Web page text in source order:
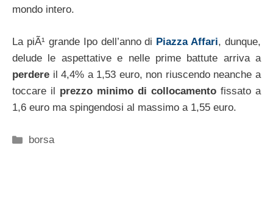
mondo intero.
La piÃ¹ grande Ipo dell’anno di Piazza Affari, dunque,
delude le aspettative e nelle prime battute arriva a
perdere il 4,4% a 1,53 euro, non riuscendo neanche a
toccare il prezzo minimo di collocamento fissato a
1,6 euro ma spingendosi al massimo a 1,55 euro.
Categorie
borsa